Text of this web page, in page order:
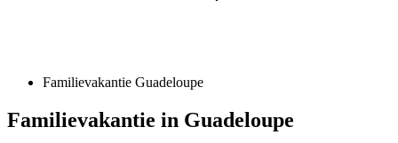
Familievakantie Guadeloupe
Familievakantie in Guadeloupe